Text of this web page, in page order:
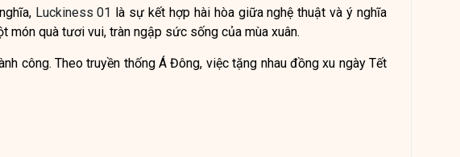
Luckiness 01 là sự kết hợp hài hòa giữa nghệ thuật và ý nghĩa
món quà tươi vui, tràn ngập sức sống của mùa xuân.
công. Theo truyền thống Á Đông, việc tặng nhau đồng xu ngày Tết